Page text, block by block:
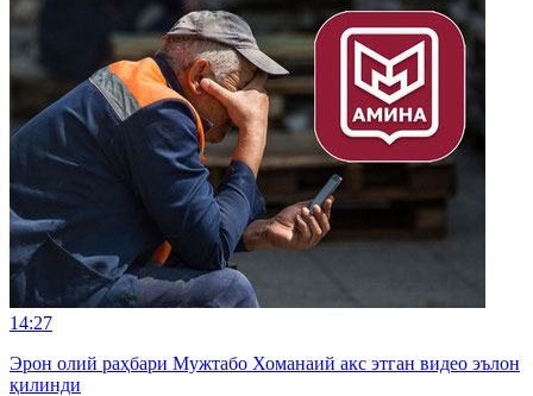
14:27
Эрон олий раҳбари Мужтабо Хоманаий акс этган видео эълон
қилинди